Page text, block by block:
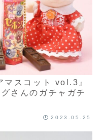
マスコット vol.3』
さんのガチャガチ
2023.05.25